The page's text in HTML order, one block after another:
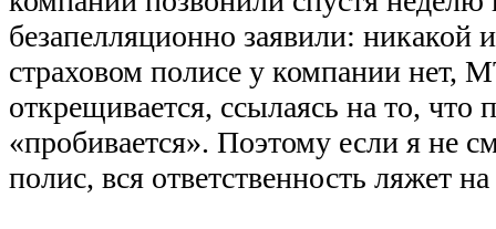
безапелляционно заявили: никакой
страховом полисе у компании нет,
открещивается, ссылаясь на то, что
«пробивается». Поэтому если я не
полис, вся ответственность ляжет